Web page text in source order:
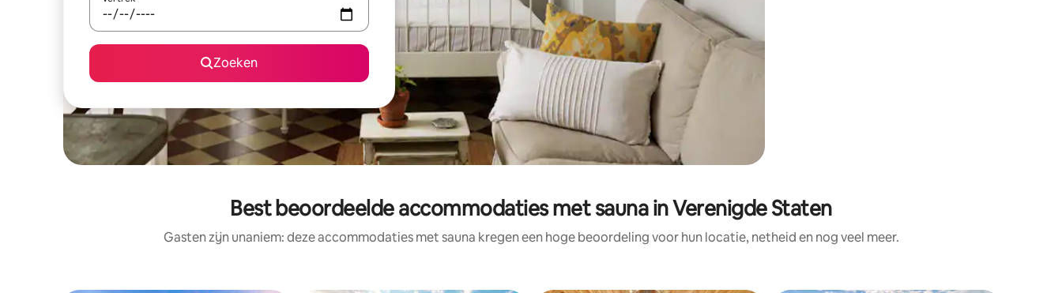
Zoeken
Best beoordeelde accommodaties met sauna in Verenigde Staten
Gasten zijn unaniem: deze accommodaties met sauna kregen een hoge beoordeling voor hun locatie, netheid en nog veel meer.